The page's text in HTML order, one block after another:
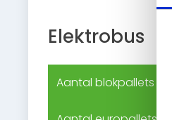
Elektrobus
Aantal blokpallets